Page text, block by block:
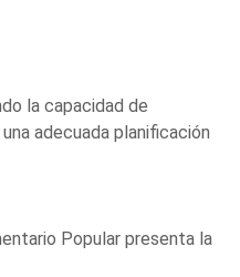
la capacidad de
adecuada planificación
Popular presenta la